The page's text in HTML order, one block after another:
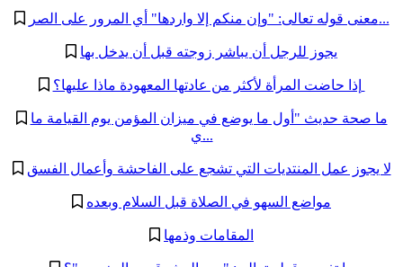
معنى قوله تعالى: "وإن منكم إلا واردها" أي المرور على الصر...
يجوز للرجل أن يباشر زوجته قبل أن يدخل بها
ما صحة حديث "أول ما يوضع في ميزان المؤمن يوم القيامة ما
ي...
لا يجوز عمل المنتديات التي تشجع على الفاحشة وأعمال الفسق
مواضع السهو في الصلاة قبل السلام وبعده
المقامات وذمها